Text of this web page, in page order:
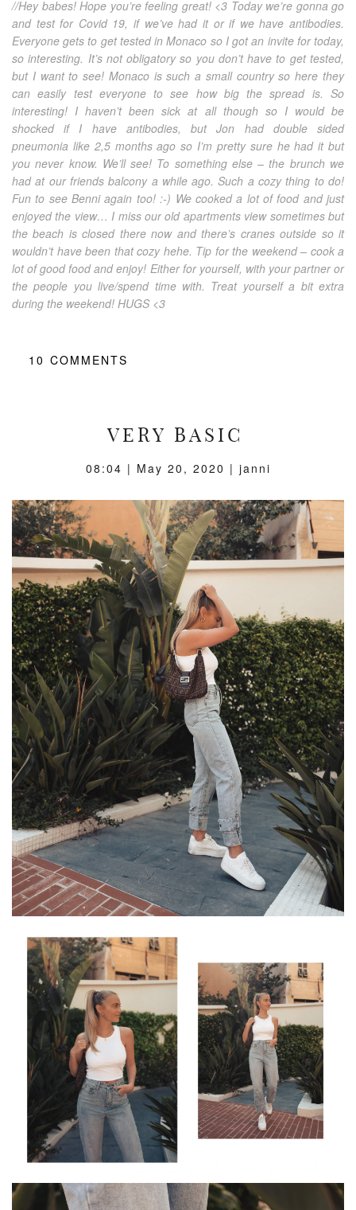
//Hey babes! Hope you’re feeling great! <3 Today we’re gonna go
and test for Covid 19, if we’ve had it or if we have antibodies.
Everyone gets to get tested in Monaco so I got an invite for today,
so interesting. It’s not obligatory so you don’t have to get tested,
but I want to see! Monaco is such a small country so here they
can easily test everyone to see how big the spread is. So
interesting! I haven’t been sick at all though so I would be
shocked if I have antibodies, but Jon had double sided
pneumonia like 2,5 months ago so I’m pretty sure he had it but
you never know. We’ll see! To something else – the brunch we
had at our friends balcony a while ago. Such a cozy thing to do!
Fun to see Benni again too! :-) We cooked a lot of food and just
enjoyed the view… I miss our old apartments view sometimes but
the beach is closed there now and there’s cranes outside so it
wouldn’t have been that cozy hehe. Tip for the weekend – cook a
lot of good food and enjoy! Either for yourself, with your partner or
the people you live/spend time with. Treat yourself a bit extra
during the weekend! HUGS <3
10 COMMENTS
VERY BASIC
08:04 | May 20, 2020 | janni